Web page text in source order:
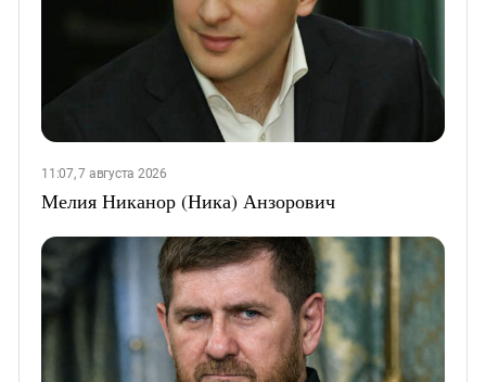
11:07, 7 августа 2026
Мелия Никанор (Ника) Анзорович